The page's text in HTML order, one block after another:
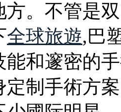
方。不管是
全球旅遊,巴
能和邃密的
定制手術方